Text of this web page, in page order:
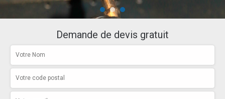
Demande de devis gratuit